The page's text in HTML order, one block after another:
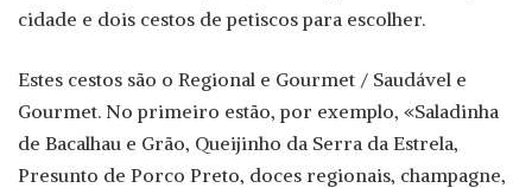
cidade e dois cestos de petiscos para escolher.
Estes cestos são o Regional e Gourmet / Saudável e
Gourmet. No primeiro estão, por exemplo, «Saladinha
de Bacalhau e Grão, Queijinho da Serra da Estrela,
Presunto de Porco Preto, doces regionais, champagne,